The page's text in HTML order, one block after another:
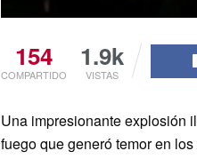
154
COMPARTIDO
1.9k
VISTAS
Una impresionante explosión
fuego que generó temor en